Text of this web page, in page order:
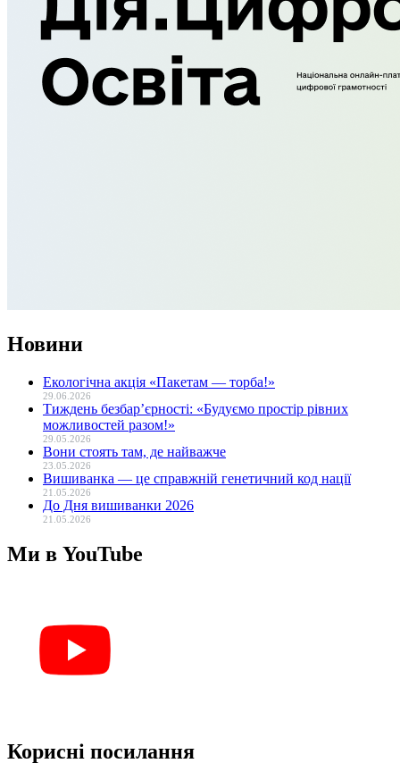
Новини
Екологічна акція «Пакетам — торба!»
29.06.2026
Тиждень безбар’єрності: «Будуємо простір рівних
можливостей разом!»
29.05.2026
Вони стоять там, де найважче
23.05.2026
Вишиванка — це справжній генетичний код нації
21.05.2026
До Дня вишиванки 2026
21.05.2026
Ми в YouTube
Корисні посилання